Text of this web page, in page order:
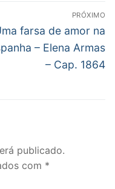
PRÓXIMO
farsa de amor na
– Elena Armas
– Cap. 1864
publicado.
com *